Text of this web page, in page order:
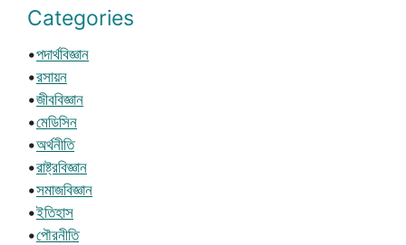
Categories
•পদার্থবিজ্ঞান
•রসায়ন
•জীববিজ্ঞান
•মেডিসিন
•অর্থনীতি
•রাষ্ট্রবিজ্ঞান
•সমাজবিজ্ঞান
•ইতিহাস
•পৌরনীতি